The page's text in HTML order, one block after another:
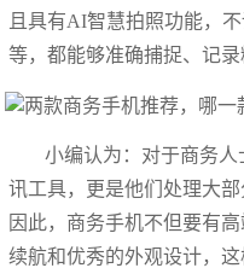
且具有AI智慧拍照功能，
等，都能够准确捕捉、记录
小编认为：对于商务
讯工具，更是他们处理大
因此，商务手机不但要有
续航和优秀的外观设计，